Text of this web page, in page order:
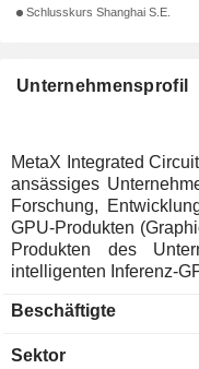
Unternehmensprofil
MetaX Integrated
ansässiges
Forschung,
GPU-Produkten
Produkten des
intelligenten Inferenz-
C500-Serie, die GPU-
Training und die
Beschäftigte
Sektor
Schlusskurs Shanghai S.E.